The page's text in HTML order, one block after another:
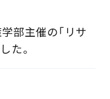
部主催の「リサ
た。